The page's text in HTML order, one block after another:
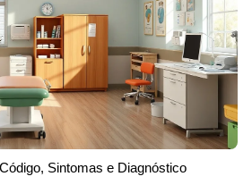
Sintomas e Diagnóstico